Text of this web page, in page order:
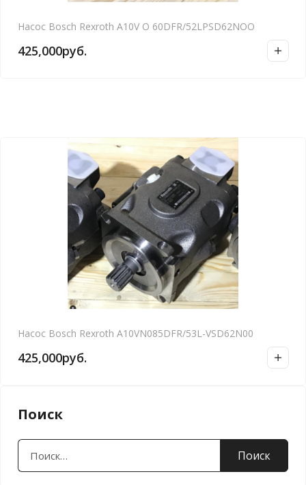
Насос Bosch Rexroth A10V O 60DFR/52LPSD62NOO
425,000руб.
Насос Bosch Rexroth A10VN085DFR/53L-VSD62N00
425,000руб.
Поиск
Найти: